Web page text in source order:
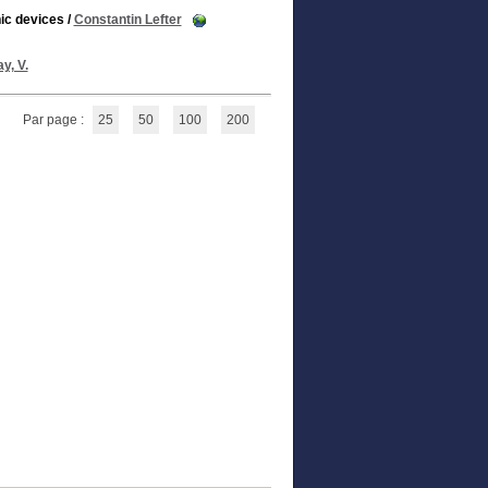
devices /Constantin Lefter
V.
Par page : 25 50 100 200